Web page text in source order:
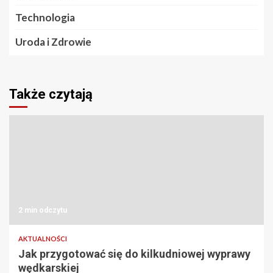
Technologia
Uroda i Zdrowie
Także czytają
2 min odczytu
AKTUALNOŚCI
Jak przygotować się do kilkudniowej wyprawy
wędkarskiej